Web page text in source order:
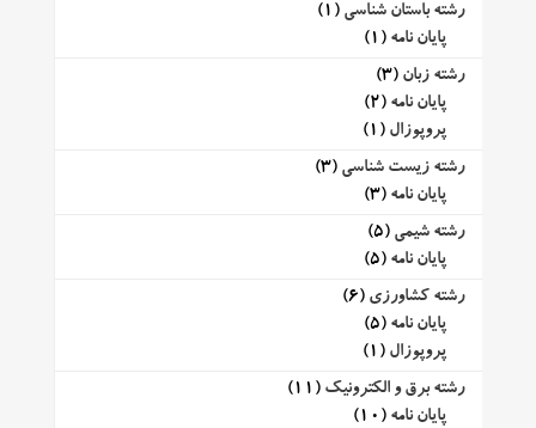
رشته باستان شناسی (1)
پایان نامه (1)
رشته زبان (3)
پایان نامه (2)
پروپوزال (1)
رشته زیست شناسی (3)
پایان نامه (3)
رشته شیمی (5)
پایان نامه (5)
رشته کشاورزی (6)
پایان نامه (5)
پروپوزال (1)
رشته برق و الکترونیک (11)
پایان نامه (10)